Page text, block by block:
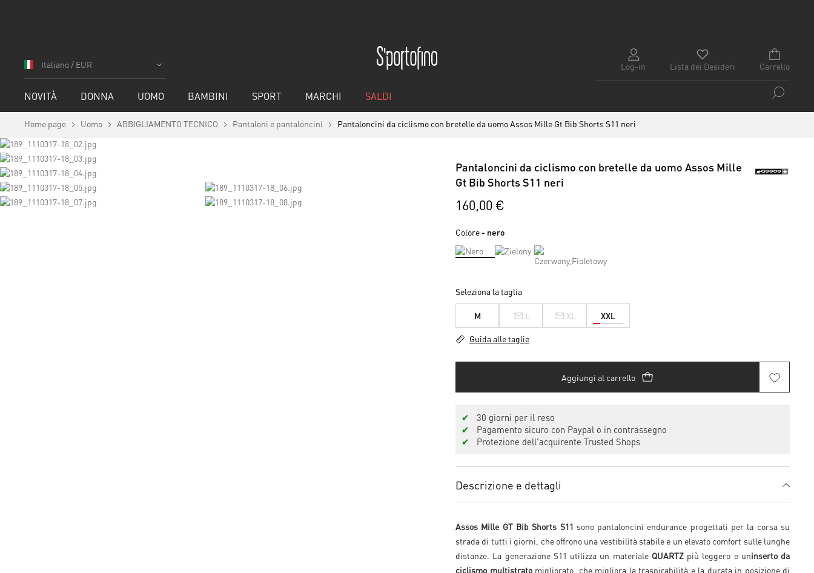
Log-in Carrello
Lista dei Desideri
Italiano / EUR
NOVITÀ DONNA UOMO BAMBINI SPORT MARCHI SALDI
Home page Uomo ABBIGLIAMENTO TECNICO Pantaloni e pantaloncini
Pantaloncini da ciclismo con bretelle da uomo Assos Mille Gt Bib Shorts S11 neri
Vai
alla
fine
della
galleria
di
Pantaloncini da ciclismo con bretelle da uomo Assos Mille
Gt Bib Shorts S11 neri
160,00 €
Colore - nero
Seleziona la taglia
M L XL XXL
Guida alle taglie
Aggiungi al carrello
✔
30 giorni per il reso
✔
Pagamento sicuro con Paypal o in contrassegno
✔
Protezione dell'acquirente Trusted Shops
Descrizione e dettagli
Assos Mille GT Bib Shorts S11 sono pantaloncini endurance progettati per la corsa su
strada di tutti i giorni, che offrono una vestibilità stabile e un elevato comfort sulle lunghe
distanze. La generazione S11 utilizza un materiale QUARTZpiù leggero e uninserto da
ciclismo multistratomigliorato, che migliora la traspirabilità e la durata in posizione di